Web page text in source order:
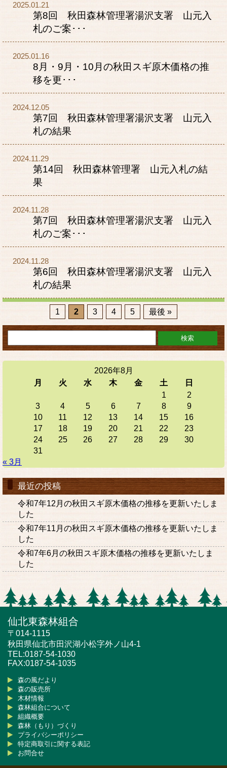
2025.01.21
第8回 秋田森林管理署湯沢支署 山元入
札のご案･･･
2025.01.16
8月・9月・10月の秋田スギ原木価格の推
移を更･･･
2024.12.05
第7回 秋田森林管理署湯沢支署 山元入
札の結果
2024.11.29
第14回 秋田森林管理署 山元入札の結
果
2024.11.28
第7回 秋田森林管理署湯沢支署 山元入
札のご案･･･
2024.11.28
第6回 秋田森林管理署湯沢支署 山元入
札の結果
1 2 3 4 5 最後 »
2026年8月
月
火 水 木 金 土
日
1
2
3
4 5 6 7 8
9
10
11 12 13 14 15
16
17
18 19 20 21 22
23
24
25 26 27 28 29
30
31
« 3月
最近の投稿
令和7年12月の秋田スギ原木価格の推移を更新いたしま
した
令和7年11月の秋田スギ原木価格の推移を更新いたしま
した
令和7年6月の秋田スギ原木価格の推移を更新いたしま
した
仙北東森林組合
〒014-1115
秋田県仙北市田沢湖小松字外ノ山4-1
TEL:0187-54-1030
FAX:0187-54-1035
森の風だより
森の販売所
木材情報
森林組合について
組織概要
森林（もり）づくり
プライバシーポリシー
特定商取引に関する表記
お問合せ